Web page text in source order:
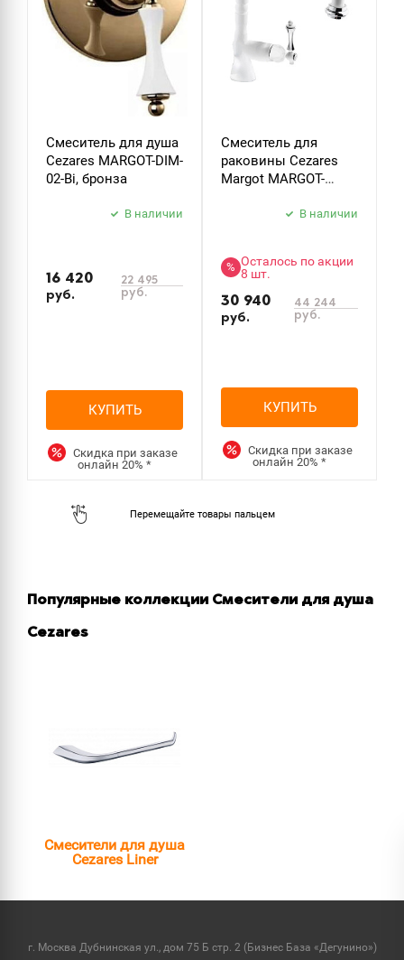
Смеситель для душа
Cezares MARGOT-DIM-
02-Bi, бронза
В наличии
16 420
руб.
22 495
руб.
КУПИТЬ
Скидка при заказе
онлайн20%*
Смеситель для
раковины Cezares
Margot MARGOT-
В наличии
% Осталось по акции
8 шт.
30 940
руб.
44 244
руб.
КУПИТЬ
Скидка при заказе
онлайн20%*
Популярные коллекции Смесители для душа
Cezares
Смесители для душа
Cezares Liner
г. Москва Дубнинская ул., дом 75 Б стр. 2 (Бизнес База «Дегунино»)